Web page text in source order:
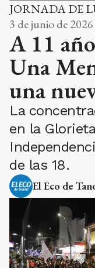
JORNADA DE
3 de junio de 2026
A 11
Una
una
La
en la
de las 18.
El Eco de